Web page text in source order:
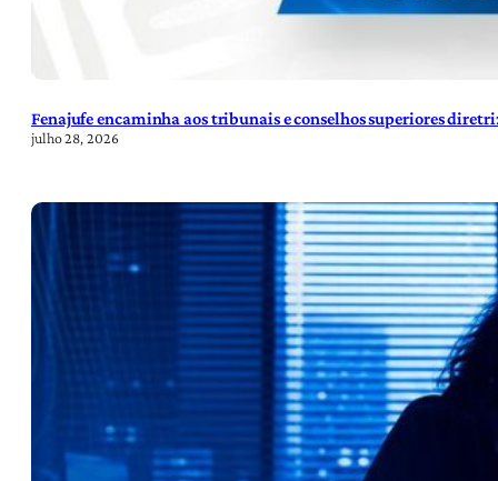
Fenajufe encaminha aos tribunais e conselhos superiores
julho 28, 2026